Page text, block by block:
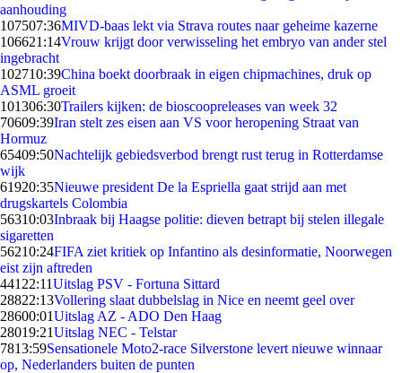
aanhouding
107507:36MIVD-baas lekt via Strava routes naar geheime kazerne
106621:14Vrouw krijgt door verwisseling het embryo van ander stel
ingebracht
102710:39China boekt doorbraak in eigen chipmachines, druk op
ASML groeit
101306:30Trailers kijken: de bioscoopreleases van week 32
70609:39Iran stelt zes eisen aan VS voor heropening Straat van
Hormuz
65409:50Nachtelijk gebiedsverbod brengt rust terug in Rotterdamse
wijk
61920:35Nieuwe president De la Espriella gaat strijd aan met
drugskartels Colombia
56310:03Inbraak bij Haagse politie: dieven betrapt bij stelen illegale
sigaretten
56210:24FIFA ziet kritiek op Infantino als desinformatie, Noorwegen
eist zijn aftreden
441 22:11Uitslag PSV - Fortuna Sittard
28822:13Vollering slaat dubbelslag in Nice en neemt geel over
28600:01Uitslag AZ - ADO Den Haag
28019:21Uitslag NEC - Telstar
7813:59Sensationele Moto2-race Silverstone levert nieuwe winnaar
op, Nederlanders buiten de punten